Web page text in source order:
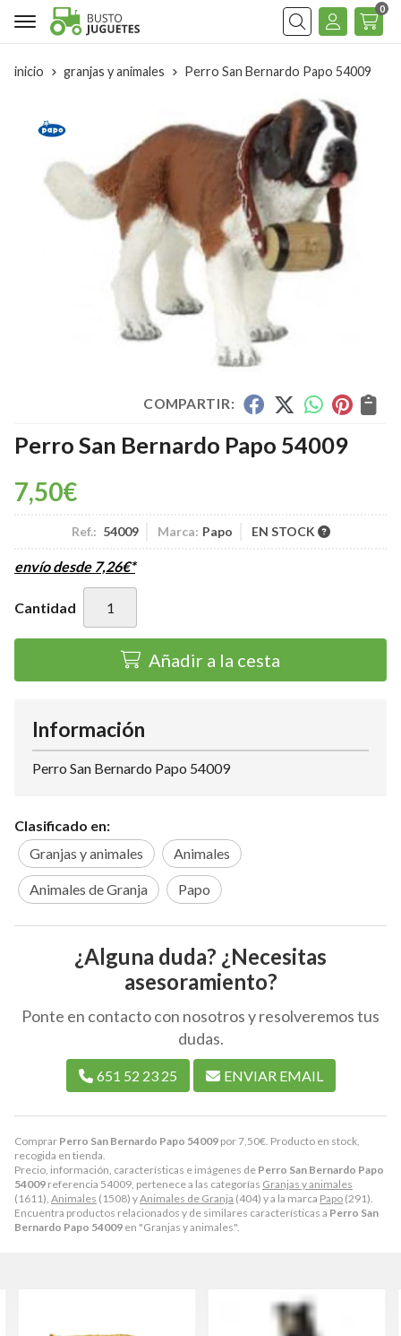
Buscar
0
inicio granjas y animales Perro San Bernardo Papo 54009
COMPARTIR:
Perro San Bernardo Papo 54009
7,50€
Ref.: 54009 Marca: Papo EN STOCK
envío desde 7,26€*
Cantidad
Añadir a la cesta
Comprar Perro San Bernardo Papo 54009 por7,50€ . Producto en stock,
recogida en tienda.
Precio, información, características e imágenes de Perro San Bernardo Papo
54009 referencia 54009, pertenece a las categorías Granjas y animales
(1611), Animales (1508) yAnimales de Granja (404) y a la marca Papo (291).
Encuentra productos relacionados y de similares características a Perro San
Bernardo Papo 54009 en "Granjas y animales".
Información
Perro San Bernardo Papo 54009
Clasificado en:
Granjas y animales
Animales
Animales de Granja Papo
¿Alguna duda? ¿Necesitas
asesoramiento?
Ponte en contacto con nosotros y resolveremos tus
dudas.
651 52 23 25 ENVIAR EMAIL